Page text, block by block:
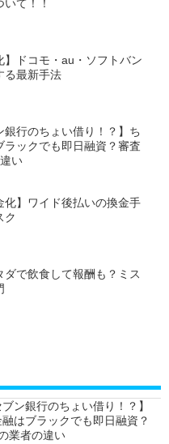
て！！
】ドコモ・au・ソフトバン
る最新手法
行のちょい借り！？】ち
ラックでも即日融資？審査
い
化】ワイド後払いの換金手
ク
ダで飲食して報酬も？ミス
ン銀行のちょい借り！？】
はブラックでも即日融資？
業者の違い